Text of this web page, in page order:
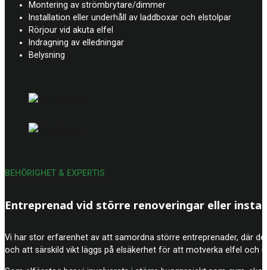
Montering av strömbrytare/dimmer
Installation eller underhåll av laddboxar och elstolpar
Rörjour vid akuta elfel
Indragning av elledningar
Belysning
Entreprenad vid större renoveringar eller
Vi har stor erfarenhet av att samordna större entreprenader, där
och att särskild vikt läggs på elsäkerhet för att motverka elfel och
BEHÖRIGHET & EXPERTIS